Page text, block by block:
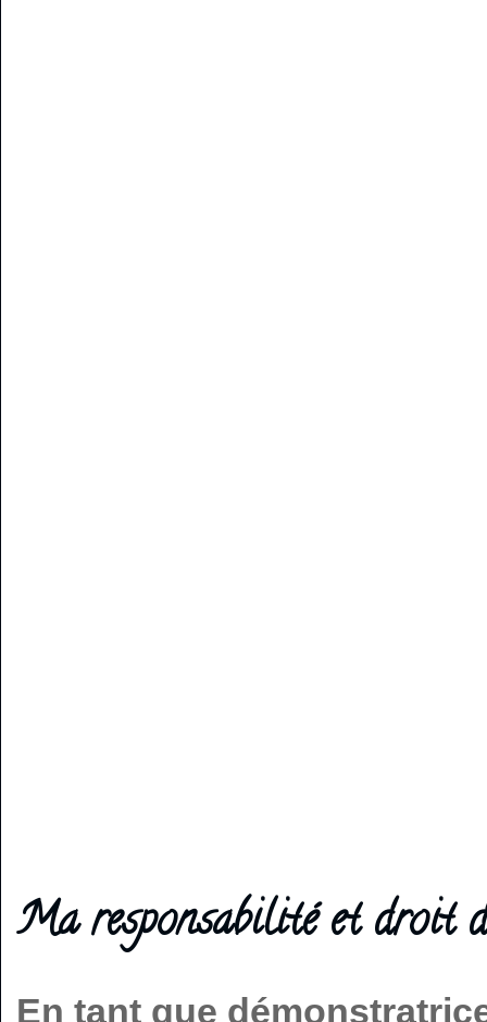
Ma responsabilité et droit
En tant que